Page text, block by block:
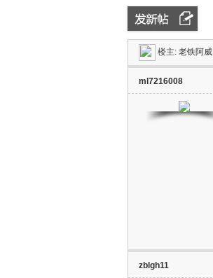
» ›
楼主: 老铁阿威
ml7216008
zblgh11